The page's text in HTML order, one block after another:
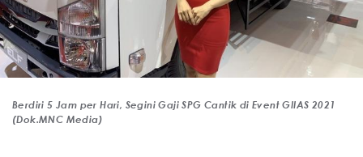
Berdiri 5 Jam per Hari, Segini Gaji SPG Cantik di Event GIIAS 2021
(Dok.MNC Media)